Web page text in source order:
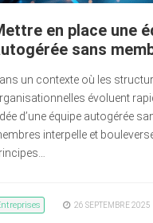
en place une
sans
un contexte où les
évoluent
d’une équipe autogérée
interpelle et
26 SEPTEMBRE 2025